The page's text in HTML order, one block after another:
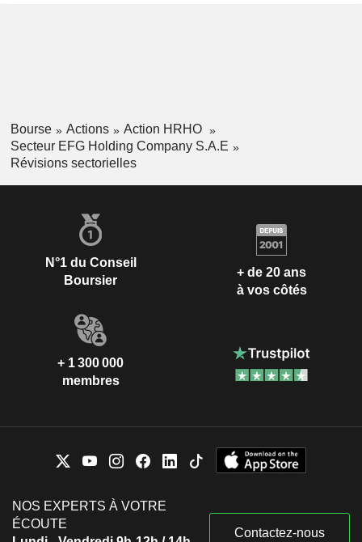
Bourse Actions
Action HRHO
Secteur EFG Holding Company S.A.E
Révisions sectorielles
N°1 du Conseil
Boursier
+ de 20 ans
à vos côtés
+ 1 300 000
membres
NOS EXPERTS À VOTRE
ÉCOUTE
Contactez-nous